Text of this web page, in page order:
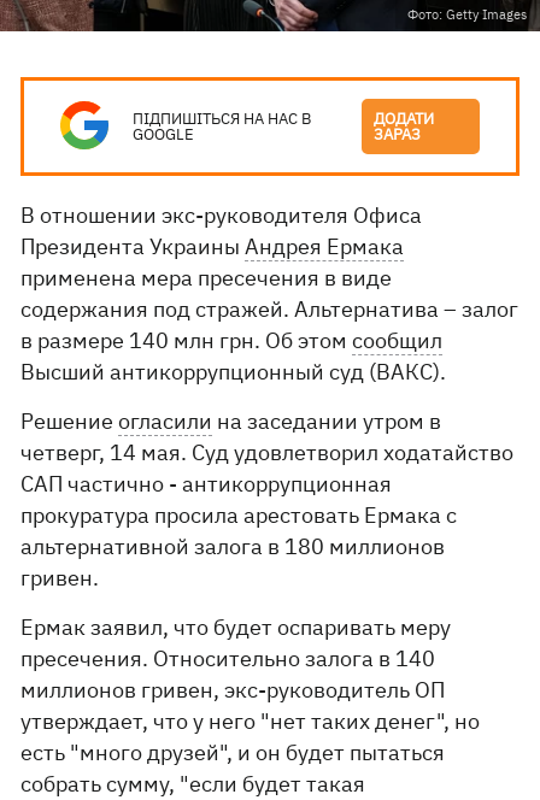
Фото: Getty Images
ПІДПИШІТЬСЯ НА НАС В
GOOGLE
ДОДАТИ
ЗАРАЗ
В отношении экс-руководителя Офиса
Президента УкраиныАндрея Ермака
применена мера пресечения в виде
содержания под стражей. Альтернатива – залог
в размере 140 млн грн. Об этомсообщил
Высший антикоррупционный суд (ВАКС).
Решениеогласили на заседании утром в
четверг, 14 мая. Суд удовлетворил ходатайство
САП частично - антикоррупционная
прокуратура просила арестовать Ермака с
альтернативной залога в 180 миллионов
гривен.
Ермак заявил, что будет оспаривать меру
пресечения. Относительно залога в 140
миллионов гривен, экс-руководитель ОП
утверждает, что у него "нет таких денег", но
есть "много друзей", и он будет пытаться
собрать сумму, "если будет такая